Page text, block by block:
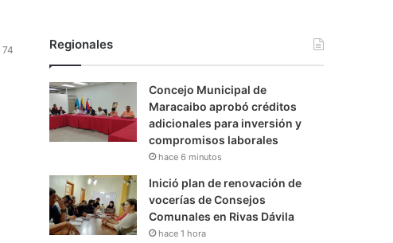
74 Regionales
Concejo Municipal de
Maracaibo aprobó créditos
adicionales para inversión y
compromisos laborales
hace 6 minutos
Inició plan de renovación de
vocerías de Consejos
Comunales en Rivas Dávila
hace 1 hora